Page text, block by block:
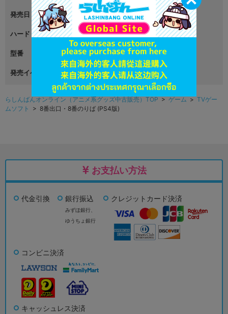
発売日 2024年11月28日
ハード プレイステーション4
型番 PLJM-17401
発売イベント
らしんばんオンライン（アニメ系グッズ中古販売）TOP > ゲーム > TVゲー
ムソフト
> 8番出口・8番のりば (PS4版)
お支払い方法
代金引換 銀行振込
みずほ銀行、
ゆうちょ銀行
クレジットカード決済
コンビニ決済
キャッシュレス決済